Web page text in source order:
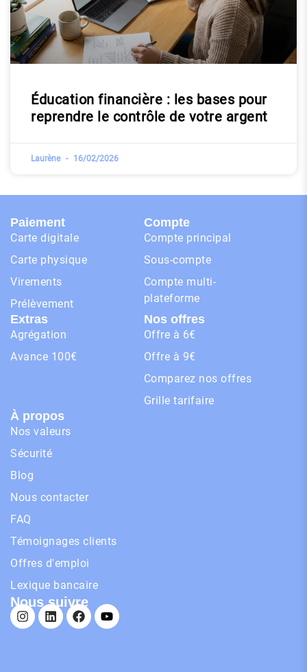
Éducation financière : les bases pour
reprendre le contrôle de votre argent
Laurène 16/02/2026
Paiement
Carte digitale
Carte physique
Virements
Prélèvement
Compte
Compte principal
Sous-compte
Compte multi-
plateforme
Extras
Agrégation
Avance 100€
Nos offres
Offre à 6€
Offre à 9€
Comparez nos offres
Grille tarifaire
À propos
Nos valeurs
Sécurité
Blog
Nous contacter
FAQ
Témoignages clients
Offres d'emploi
Lexique bancaire
Nous suivre